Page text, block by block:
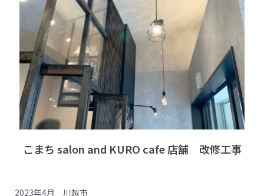
こまち salon and KURO cafe 店舗 改修工事
2023年4月 川越市